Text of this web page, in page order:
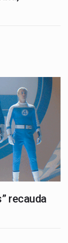
recauda